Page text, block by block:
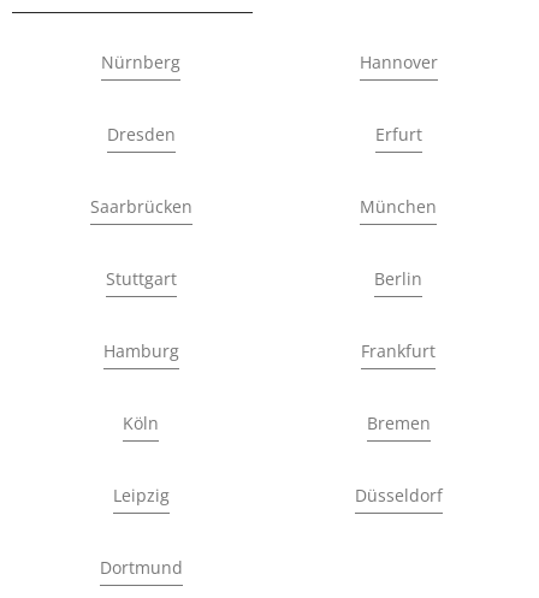
Nürnberg Hannover
Dresden Erfurt
Saarbrücken München
Stuttgart Berlin
Hamburg Frankfurt
Köln Bremen
Leipzig Düsseldorf
Dortmund